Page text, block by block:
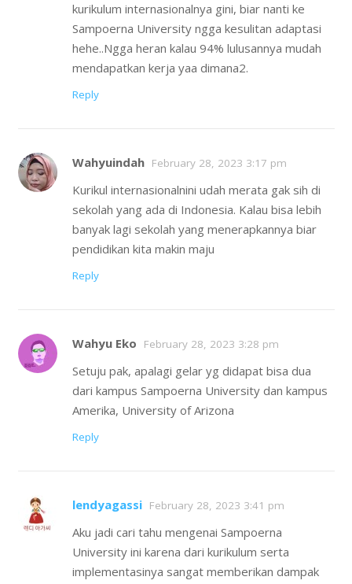
kurikulum internasionalnya gini, biar nanti ke
Sampoerna University ngga kesulitan adaptasi
hehe..Ngga heran kalau 94% lulusannya mudah
mendapatkan kerja yaa dimana2.
Reply
Wahyuindah February 28, 2023 3:17 pm
Kurikul internasionalnini udah merata gak sih di
sekolah yang ada di Indonesia. Kalau bisa lebih
banyak lagi sekolah yang menerapkannya biar
pendidikan kita makin maju
Reply
Wahyu Eko February 28, 2023 3:28 pm
Setuju pak, apalagi gelar yg didapat bisa dua
dari kampus Sampoerna University dan kampus
Amerika, University of Arizona
Reply
lendyagassi February 28, 2023 3:41 pm
Aku jadi cari tahu mengenai Sampoerna
University ini karena dari kurikulum serta
implementasinya sangat memberikan dampak